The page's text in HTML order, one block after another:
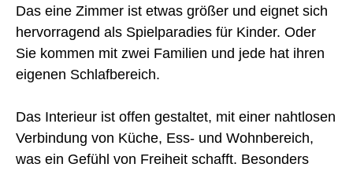
Das eine Zimmer ist etwas größer und eignet sich
hervorragend als Spielparadies für Kinder. Oder
Sie kommen mit zwei Familien und jede hat ihren
eigenen Schlafbereich.
Das Interieur ist offen gestaltet, mit einer nahtlosen
Verbindung von Küche, Ess- und Wohnbereich,
was ein Gefühl von Freiheit schafft. Besonders